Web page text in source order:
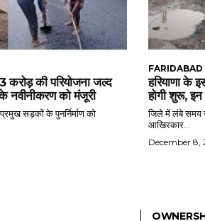
करोड़ की परियोजना जल्द
नवीनीकरण को मंजूरी
सड़कों के पुनर्निर्माण को
FARIDABAD
हरियाणा के
होगी शुरू,
जिले में लंबे समय
आखिरकार...
December 8,